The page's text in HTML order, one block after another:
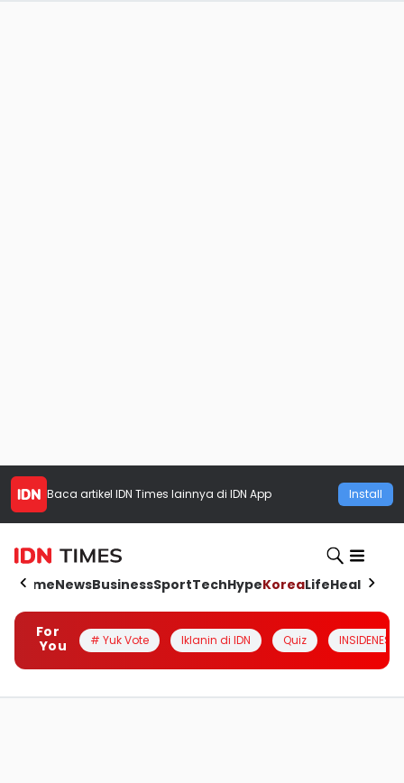
Baca artikel IDN Times lainnya di IDN App Install
HomeNewsBusinessSportTechHypeKoreaLifeHealth
For
You
# Yuk Vote Iklanin di IDN Quiz INSIDENESIA